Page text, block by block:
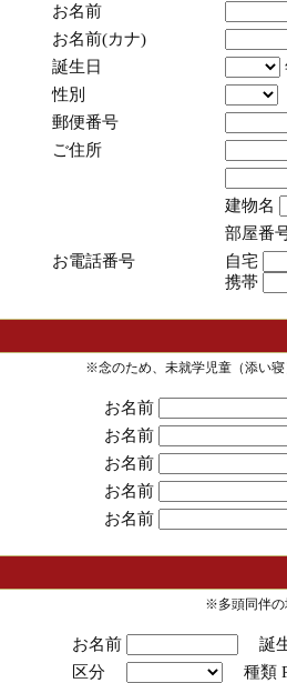
お名前
お名前(カナ)
誕生日
性別
郵便番号
ご住所
建物名
部屋番
お電話番号
自宅
携帯
※念のため、未就学児童（添い寝
お名前
お名前
お名前
お名前
お名前
※多頭同伴の
お名前 誕
区分
種類